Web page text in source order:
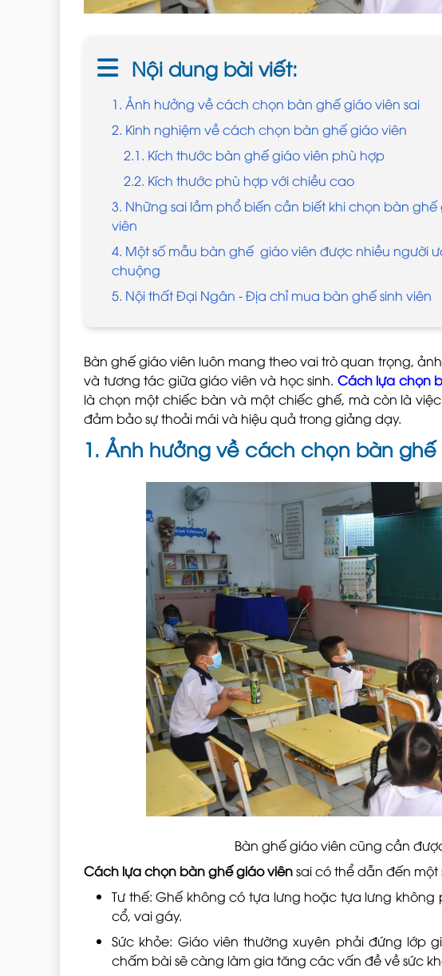
Nội dung bài viết:
1. Ảnh hưởng về cách chọn bàn ghế giáo viên sai
2. Kinh nghiệm về cách chọn bàn ghế giáo viên
2.1. Kích thước bàn ghế giáo viên phù hợp
2.2. Kích thước phù hợp với chiều cao
3. Những sai lầm phổ biến cần biết khi chọn bàn ghế
viên
4. Một số mẫu bàn ghế giáo viên được nhiều người
chuộng
5. Nội thất Đại Ngân - Địa chỉ mua bàn ghế sinh viên
Bàn ghế giáo viên luôn mang theo vai trò quan trọng,
và tương tác giữa giáo viên và học sinh. Cách lựa chọn
là chọn một chiếc bàn và một chiếc ghế, mà còn là
đảm bảo sự thoải mái và hiệu quả trong giảng dạy.
1. Ảnh hưởng về cách chọn bàn ghế
Bàn ghế giáo viên cũng cần
Cách lựa chọn bàn ghế giáo viênsai có thể dẫn đến một
Tư thế: Ghế không có tựa lưng hoặc tựa lưng
cổ, vai gáy.
Sức khỏe: Giáo viên thường xuyên phải đứng lớp
chấm bài sẽ càng làm gia tăng các vấn đề về sức